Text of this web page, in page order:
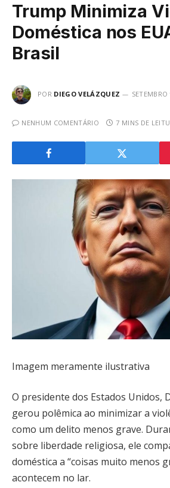
Trump Minimiza
Doméstica nos
Brasil
POR DIEGO VELÁZQUEZ
NENHUM COMENTÁRIO 7 MINS DE
Imagem meramente ilustrativa
O presidente dos Estados Unidos,
gerou polêmica ao minimizar a
como um delito menos grave.
sobre liberdade religiosa, ele
doméstica a “coisas muito menos
acontecem no lar.